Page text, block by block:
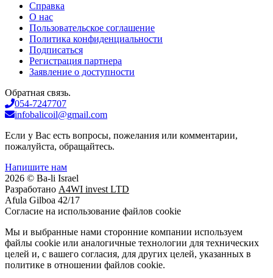
Справка
О нас
Пользовательское соглашение
Политика конфиденциальности
Подписаться
Регистрация партнера
Заявление о доступности
Обратная связь.
054-7247707
infobalicoil@gmail.com
Если у Вас есть вопросы, пожелания или комментарии,
пожалуйста, обращайтесь.
Напишите нам
2026 © Ba-li Israel
Разработано A4WI invest LTD
Afula Gilboa 42/17
Cогласие на использование файлов cookie
Мы и выбранные нами сторонние компании используем
файлы cookie или аналогичные технологии для технических
целей и, с вашего согласия, для других целей, указанных в
политике в отношении файлов cookie.